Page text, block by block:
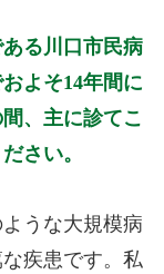
る川口市民病
よそ14年間に
、主に診てこ
さい。
うな大規模病
疾患です。私